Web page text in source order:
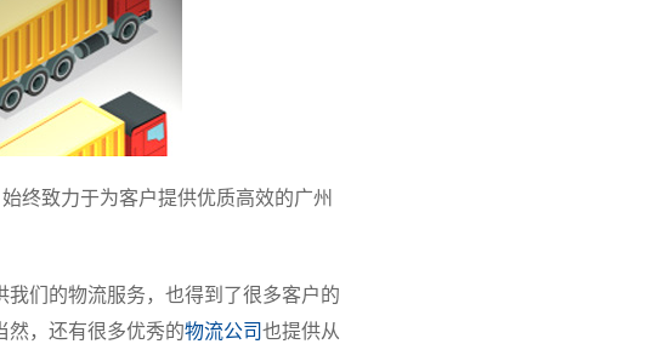
终致力于为客户提供优质高效的广州
们的物流服务，也得到了很多客户的
然，还有很多优秀的物流公司也提供从